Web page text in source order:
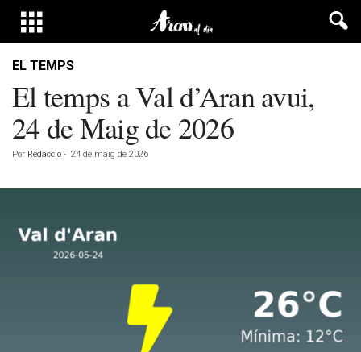
EL TEMPS
El temps a Val d’Aran avui,
24 de Maig de 2026
Por Redacció - 24 de maig de 2026